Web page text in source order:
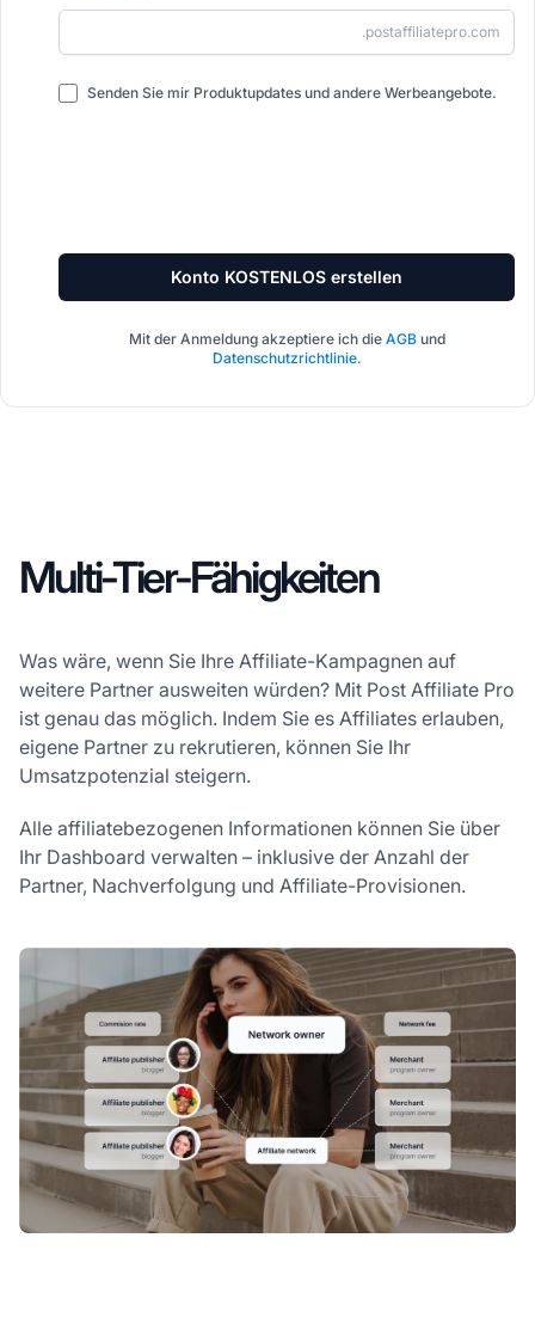
.postaffiliatepro.com
Senden Sie mir Produktupdates und andere Werbeangebote.
Konto KOSTENLOS erstellen
Mit der Anmeldung akzeptiere ich die AGBund
Datenschutzrichtlinie.
Multi-Tier-Fähigkeiten
Was wäre, wenn Sie Ihre Affiliate-Kampagnen auf
weitere Partner ausweiten würden? Mit Post Affiliate Pro
ist genau das möglich. Indem Sie es Affiliates erlauben,
eigene Partner zu rekrutieren, können Sie Ihr
Umsatzpotenzial steigern.
Alle affiliatebezogenen Informationen können Sie über
Ihr Dashboard verwalten – inklusive der Anzahl der
Partner, Nachverfolgung und Affiliate-Provisionen.